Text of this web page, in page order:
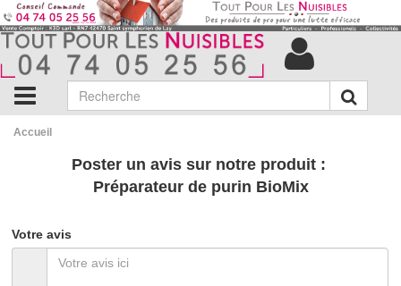
Accueil
Poster un avis sur notre produit :
Préparateur de purin BioMix
Votre avis